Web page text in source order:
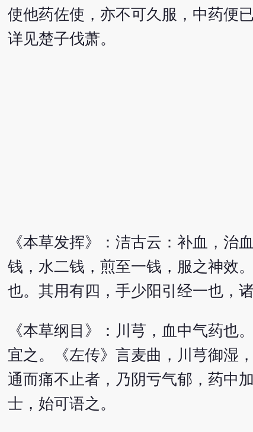
使他药佐使，亦不可久服，中药便
详见楚子伐萧。
《本草发挥》：洁古云：补血，治
钱，水二钱，煎至一钱，服之神效
也。其用有四，手少阳引经一也，
《本草纲目》：川芎，血中气药也
宜之。《左传》言麦曲，川芎御湿
通而痛不止者，乃阴亏气郁，药中
士，始可语之。